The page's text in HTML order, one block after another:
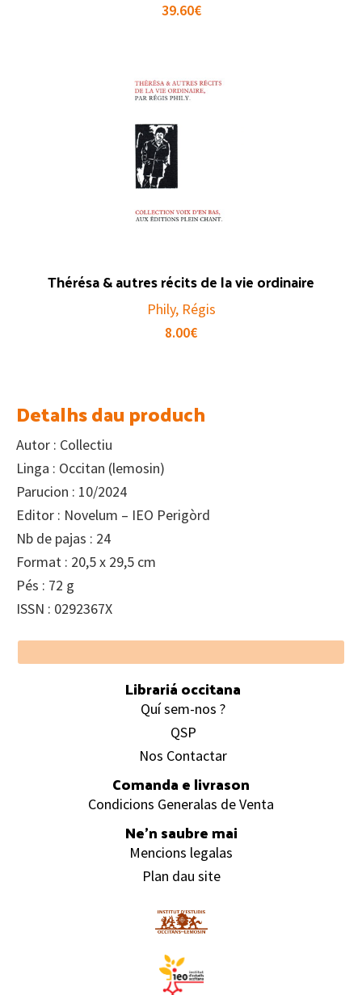
39.60€
Thérésa & autres récits de la vie ordinaire
Phily, Régis
8.00€
Detalhs dau produch
Autor : Collectiu
Linga : Occitan (lemosin)
Parucion : 10/2024
Editor : Novelum – IEO Perigòrd
Nb de pajas : 24
Format : 20,5 x 29,5 cm
Pés : 72 g
ISSN : 0292367X
Footer
Librariá occitana
Quí sem-nos ?
QSP
Nos Contactar
Comanda e livrason
Condicions Generalas de Venta
Ne’n saubre mai
Mencions legalas
Plan dau site